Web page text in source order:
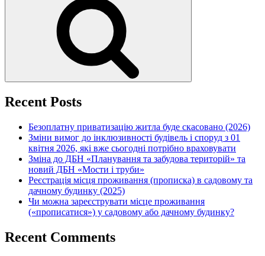
Recent Posts
Безоплатну приватизацію житла буде скасовано (2026)
Зміни вимог до інклюзивності будівель і споруд з 01
квітня 2026, які вже сьогодні потрібно враховувати
Зміна до ДБН «Планування та забудова територій» та
новий ДБН «Мости і труби»
Реєстрація місця проживання (прописка) в садовому та
дачному будинку (2025)
Чи можна зареєструвати місце проживання
(«прописатися») у садовому або дачному будинку?
Recent Comments